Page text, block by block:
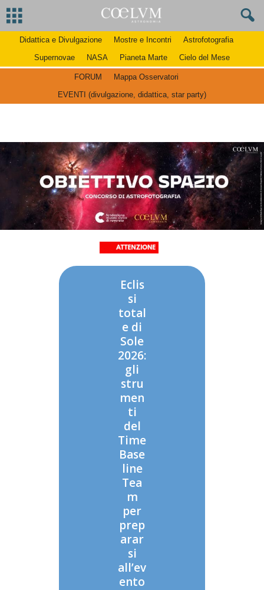
Didattica e Divulgazione Mostre e Incontri
Astrofotografia
Supernovae
NASA Pianeta Marte Cielo del Mese
FORUM
Mappa Osservatori
EVENTI (divulgazione, didattica, star party)
Eclis
si
total
e di
Sole
2026:
gli
stru
men
ti
del
Time
Base
line
Tea
m
per
prep
arar
si
all’ev
ento